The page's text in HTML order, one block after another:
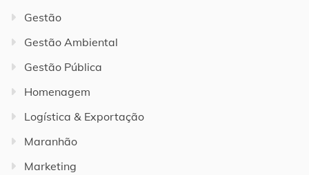
Gestão
Gestão Ambiental
Gestão Pública
Homenagem
Logística & Exportação
Maranhão
Marketing